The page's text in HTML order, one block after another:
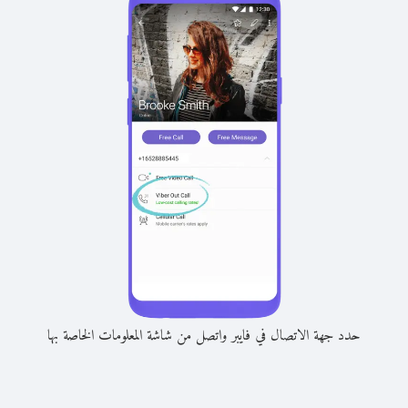
حدد جهة الاتصال في فايبر واتصل من شاشة المعلومات الخاصة بها